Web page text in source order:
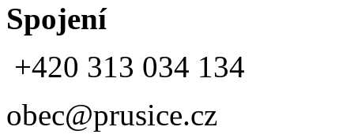
Spojení
+420 313 034 134
obec@prusice.cz